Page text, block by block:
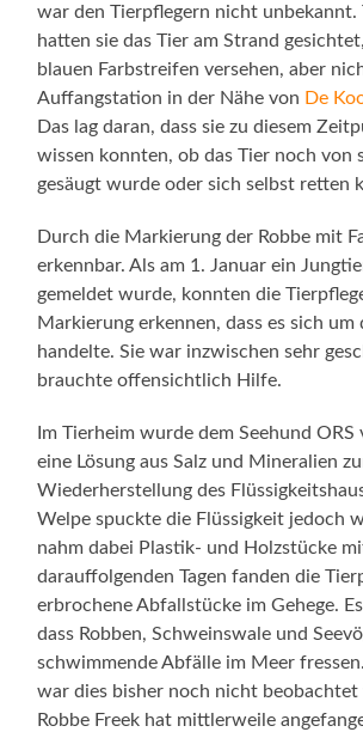
war den Tierpflegern nicht unbekannt.
hatten sie das Tier am Strand
blauen Farbstreifen versehen, aber
Auffangstation in der Nähe von De
Das lag daran, dass sie zu diesem
wissen konnten, ob das Tier noch von
gesäugt wurde oder sich selbst retten
Durch die Markierung der Robbe mit
erkennbar. Als am 1. Januar ein
gemeldet wurde, konnten die
Markierung erkennen, dass es sich um
handelte. Sie war inzwischen sehr
brauchte offensichtlich Hilfe.
Im Tierheim wurde dem Seehund
eine Lösung aus Salz und Mineralien
Wiederherstellung des
Welpe spuckte die Flüssigkeit jedoch
nahm dabei Plastik- und Holzstücke
darauffolgenden Tagen fanden die
erbrochene Abfallstücke im Gehege.
dass Robben, Schweinswale und
schwimmende Abfälle im Meer
war dies bisher noch nicht
Robbe Freek hat mittlerweile